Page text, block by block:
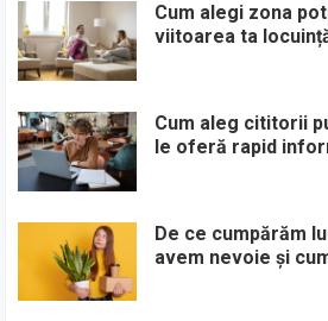
Cum alegi zona
viitoarea ta
Cum aleg cititorii
le oferă rapid
De ce cumpărăm
avem nevoie și